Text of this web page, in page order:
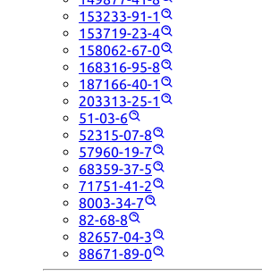
153233-91-1
153719-23-4
158062-67-0
168316-95-8
187166-40-1
203313-25-1
51-03-6
52315-07-8
57960-19-7
68359-37-5
71751-41-2
8003-34-7
82-68-8
82657-04-3
88671-89-0